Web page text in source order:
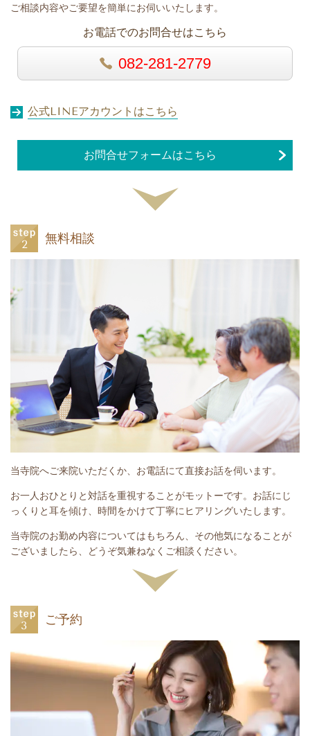
ご相談内容やご要望を簡単にお伺いいたします。
お電話でのお問合せはこちら
082-281-2779
公式LINEアカウントはこちら
お問合せフォームはこちら
無料相談
当寺院へご来院いただくか、お電話にて直接お話を伺います。
お一人おひとりと対話を重視することがモットーです。お話にじ
っくりと耳を傾け、時間をかけて丁寧にヒアリングいたします。
当寺院のお勤め内容についてはもちろん、その他気になることが
ございましたら、どうぞ気兼ねなくご相談ください。
ご予約